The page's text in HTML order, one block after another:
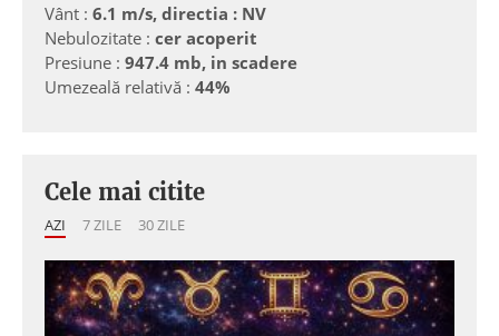
Vânt : 6.1 m/s, directia : NV
Nebulozitate : cer acoperit
Presiune : 947.4 mb, in scadere
Umezeală relativă : 44%
Cele mai citite
AZI 7 ZILE 30 ZILE